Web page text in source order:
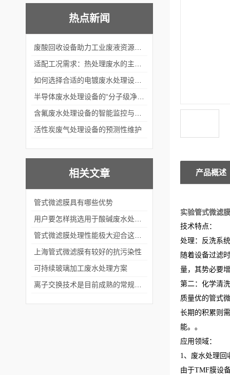
热点新闻
活性炭废气处理设备的预测性维护
相关文章
管式微滤膜具有哪些优势
上海管式微滤膜有较好的抗污染性
可持续玻璃加工废水处理方案
产品概述
实验管式微滤膜
技术特点：
处理：反洗系统
随着设备过滤
量，其势必要
第二：化学清洗
质量优的管式
长期的积累则
能。 。
应用领域：
1、废水处理回
由于TMF膜设